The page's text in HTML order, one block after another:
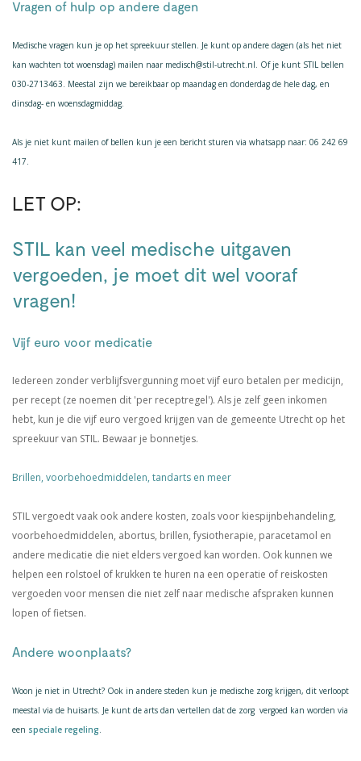
Vragen of hulp op andere dagen
Medische vragen kun je op het spreekuur stellen. Je kunt op andere dagen (als het niet
kan wachten tot woensdag) mailen naar medisch@stil-utrecht.nl. Of je kunt STIL bellen
030-2713463. Meestal zijn we bereikbaar op maandag en donderdag de hele dag, en
dinsdag- en woensdagmiddag.
Als je niet kunt mailen of bellen kun je een bericht sturen via whatsapp naar: 06 242 69
417.
LET OP:
STIL kan veel medische uitgaven
vergoeden, je moet dit wel vooraf
vragen!
Vijf euro voor medicatie
Iedereen zonder verblijfsvergunning moet vijf euro betalen per medicijn,
per recept (ze noemen dit 'per receptregel'). Als je zelf geen inkomen
hebt, kun je die vijf euro vergoed krijgen van de gemeente Utrecht op het
spreekuur van STIL. Bewaar je bonnetjes.
Brillen, voorbehoedmiddelen, tandarts en meer
STIL vergoedt vaak ook andere kosten, zoals voor kiespijnbehandeling,
voorbehoedmiddelen, abortus, brillen, fysiotherapie, paracetamol en
andere medicatie die niet elders vergoed kan worden. Ook kunnen we
helpen een rolstoel of krukken te huren na een operatie of reiskosten
vergoeden voor mensen die niet zelf naar medische afspraken kunnen
lopen of fietsen.
Andere woonplaats?
Woon je niet in Utrecht? Ook in andere steden kun je medische zorg krijgen, dit verloopt
meestal via de huisarts. Je kunt de arts dan vertellen dat de zorg vergoed kan worden via
een speciale regeling.